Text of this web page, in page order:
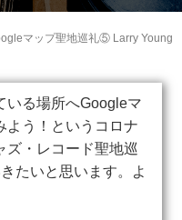
マップ聖地巡礼⑤ Larry Young
いる場所へGoogleマ
よう！というコロナ
ズ・レコード聖地巡
たいと思います。よ